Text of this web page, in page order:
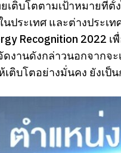
เติบโตตามเป้าหมายที่
ประเทศ และต่างประ
Recognition 2022
งานดังกล่าวนอกจากจ
ติบโตอย่างมั่นคง ยังเ